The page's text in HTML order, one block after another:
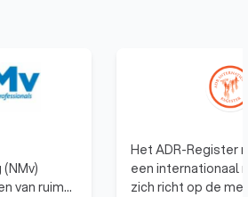
van ruim
Het ADR-Register
een internationaal
zich richt op de